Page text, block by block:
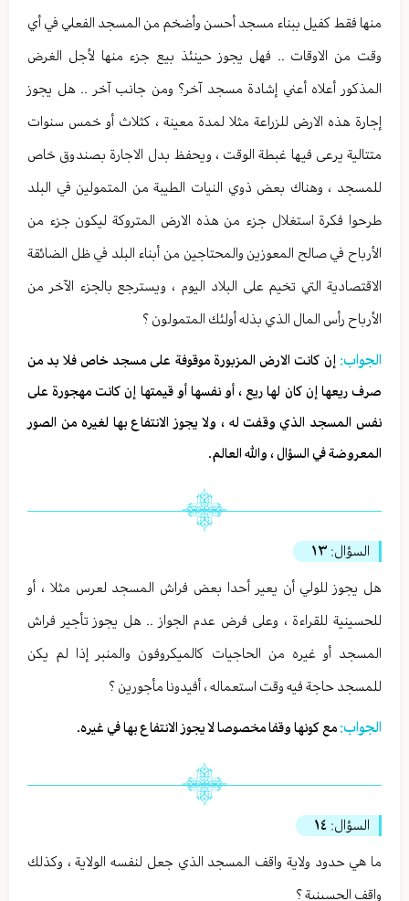
منها فقط كفيل ببناء مسجد أحسن وأضخم من المسجد الفعلي في أي
وقت من الاوقات .. فهل يجوز حينئذ بيع جزء منها لأجل الغرض
المذكور أعلاه أعني إشادة مسجد آخر؟ ومن جانب آخر .. هل يجوز
إجارة هذه الارض للزراعة مثلا لمدة معينة ، كثلاث أو خمس سنوات
متتالية يرعى فيها غبطة الوقت ، ويحفظ بدل الاجارة بصندوق خاص
للمسجد ، وهناك بعض ذوي النيات الطيبة من المتمولين في البلد
طرحوا فكرة استغلال جزء من هذه الارض المتروكة ليكون جزء من
الأرباح في صالح المعوزين والمحتاجين من أبناء البلد في ظل الضائقة
الاقتصادية التي تخيم على البلاد اليوم ، ويسترجع بالجزء الآخر من
الأرباح رأس المال الذي بذله أولئك المتمولون ؟
الجواب: إن كانت الارض المزبورة موقوفة على مسجد خاص فلا بد من
صرف ريعها إن كان لها ريع ، أو نفسها أو قيمتها إن كانت مهجورة على
نفس المسجد الذي وقفت له ، ولا يجوز الانتفاع بها لغيره من الصور
المعروضة في السؤال ، والله العالم.
السؤال: ١٣
هل يجوز للولي أن يعير أحدا بعض فراش المسجد لعرس مثلا ، أو
للحسينية للقراءة ، وعلى فرض عدم الجواز .. هل يجوز تأجير فراش
المسجد أو غيره من الحاجيات كالميكروفون والمنبر إذا لم يكن
للمسجد حاجة فيه وقت استعماله ، أفيدونا مأجورين ؟
الجواب: مع كونها وقفا مخصوصا لا يجوز الانتفاع بها في غيره.
السؤال: ١٤
ما هي حدود ولاية واقف المسجد الذي جعل لنفسه الولاية ، وكذلك
واقف الحسينية ؟